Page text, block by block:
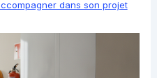
dans son projet